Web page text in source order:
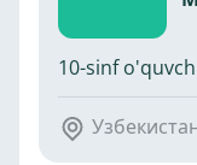
10-sinf